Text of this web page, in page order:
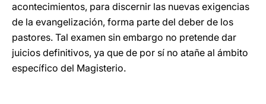
acontecimientos, para discernir las nuevas exigencias
de la evangelización, forma parte del deber de los
pastores. Tal examen sin embargo no pretende dar
juicios definitivos, ya que de por sí no atañe al ámbito
específico del Magisterio.